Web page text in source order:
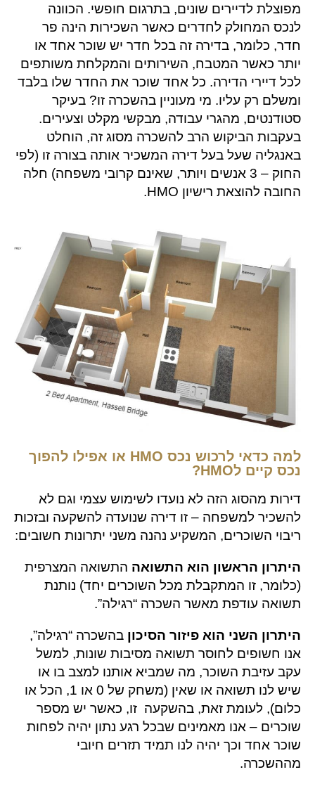
מפוצלת לדיירים שונים, בתרגום חופשי. הכוונה
לנכס המחולק לחדרים כאשר השכירות הינה פר
חדר, כלומר, בדירה זה בכל חדר יש שוכר אחד או
יותר כאשר המטבח, השירותים והמקלחת משותפים
לכל דיירי הדירה. כל אחד שוכר את החדר שלו בלבד
ומשלם רק עליו. מי מעוניין בהשכרה זו? בעיקר
סטודנטים, מהגרי עבודה, מבקשי מקלט וצעירים.
בעקבות הביקוש הרב להשכרה מסוג זה, הוחלט
באנגליה שעל בעל דירה המשכיר אותה בצורה זו (לפי
החוק – 3 אנשים ויותר, שאינם קרובי משפחה) חלה
החובה להוצאת רישיון HMO.
למה כדאי לרכוש נכס HMO או אפילו להפוך
נכס קיים לHMO?
דירות מהסוג הזה לא נועדו לשימוש עצמי וגם לא
להשכיר למשפחה – זו דירה שנועדה להשקעה ובזכות
ריבוי השוכרים, המשקיע נהנה משני יתרונות חשובים:
היתרון הראשון הוא התשואה התשואה המצרפית
(כלומר, זו המתקבלת מכל השוכרים יחד) נותנת
תשואה עודפת מאשר השכרה “רגילה”.
היתרון השני הוא פיזור הסיכון בהשכרה “רגילה”,
אנו חשופים לחוסר תשואה מסיבות שונות, למשל
עקב עזיבת השוכר, מה שמביא אותנו למצב בו או
שיש לנו תשואה או שאין (משחק של 0 או 1, הכל או
כלום), לעומת זאת, בהשקעה זו, כאשר יש מספר
שוכרים – אנו מאמינים שבכל רגע נתון יהיה לפחות
שוכר אחד וכך יהיה לנו תמיד תזרים חיובי
מההשכרה.